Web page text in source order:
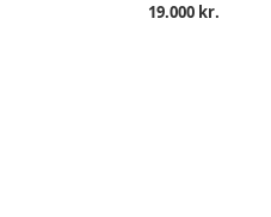
19.000 kr.